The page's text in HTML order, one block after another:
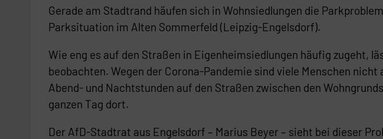
Gerade am Stadtrand häufen sich in Wohnsiedlungen die
Parksituation im Alten Sommerfeld (Leipzig-Engelsdorf).
Wie eng es auf den Straßen in Eigenheimsiedlungen häufig zugeht,
beobachten. Wegen der Corona-Pandemie sind viele Menschen
Abend- und Nachtstunden auf den Straßen zwischen den
ganzen Tag dort.
Der AfD-Stadtrat aus Engelsdorf – Marius Beyer – sieht bei dieser